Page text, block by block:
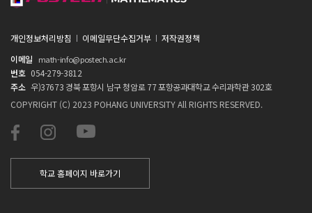
개인정보처리방침 이메일무단수집거부
저작권정책
이메일
math-info@postech.ac.kr
번호 054-279-3812
주소 우)37673 경북 포항시 남구 청암로 77 포항공과대학교 수리과학관 302호
COPYRIGHT (C) 2023 POHANG UNIVERSITY All RIGHTS RESERVED.
학교 홈페이지 바로가기